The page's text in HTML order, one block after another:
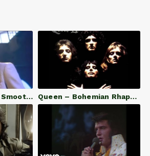
Michael Jackson - Smooth Criminal (Official Video) Queen – Bohemian Rhapsody (Official Video Remastered)